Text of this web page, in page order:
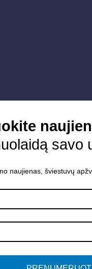
savo
naujienas, šviestuvų